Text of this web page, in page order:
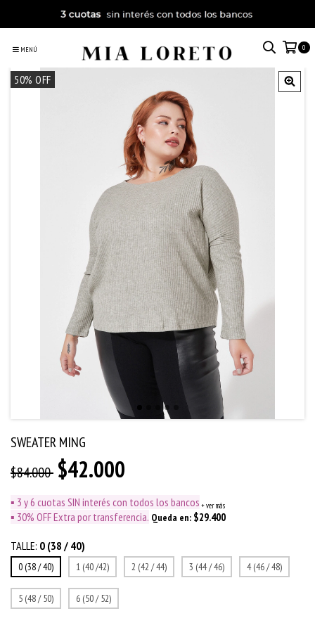
MENÚ 0
50% OFF
SWEATER MING
$84.000 $42.000
▪️ 3 y 6 cuotas SIN interés con todos los bancos + ver más
▪️ 30% OFF Extra por transferencia. Queda en: $29.400
TALLE: 0 (38 / 40)
0 (38 / 40) 1 (40 /42) 2 (42 / 44) 3 (44 / 46) 4 (46 / 48)
5 (48 / 50) 6 (50 / 52)